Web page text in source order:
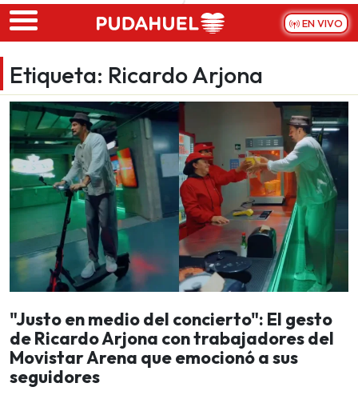
Skip to main content
EN VIVO
Etiqueta: Ricardo Arjona
"Justo en medio del concierto": El gesto
de Ricardo Arjona con trabajadores del
Movistar Arena que emocionó a sus
seguidores